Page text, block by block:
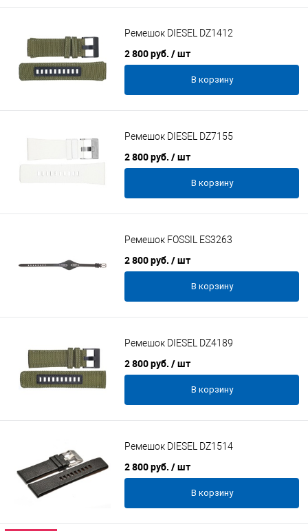
Ремешок DIESEL DZ1412
2 800 руб. / шт
В корзину
Ремешок DIESEL DZ7155
2 800 руб. / шт
В корзину
Ремешок FOSSIL ES3263
2 800 руб. / шт
В корзину
Ремешок DIESEL DZ4189
2 800 руб. / шт
В корзину
Ремешок DIESEL DZ1514
2 800 руб. / шт
В корзину